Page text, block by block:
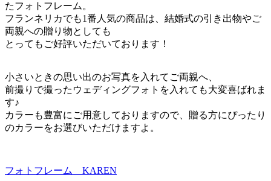
たフォトフレーム。
フランネリカでも1番人気の商品は、結婚式の引き出物やご
両親への贈り物としても
とってもご好評いただいております！
小さいときの思い出のお写真を入れてご両親へ、
前撮りで撮ったウェディングフォトを入れても大変喜ばれま
す♪
カラーも豊富にご用意しておりますので、贈る方にぴったり
のカラーをお選びいただけますよ。
フォトフレーム KAREN